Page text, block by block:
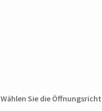
Wählen Sie die